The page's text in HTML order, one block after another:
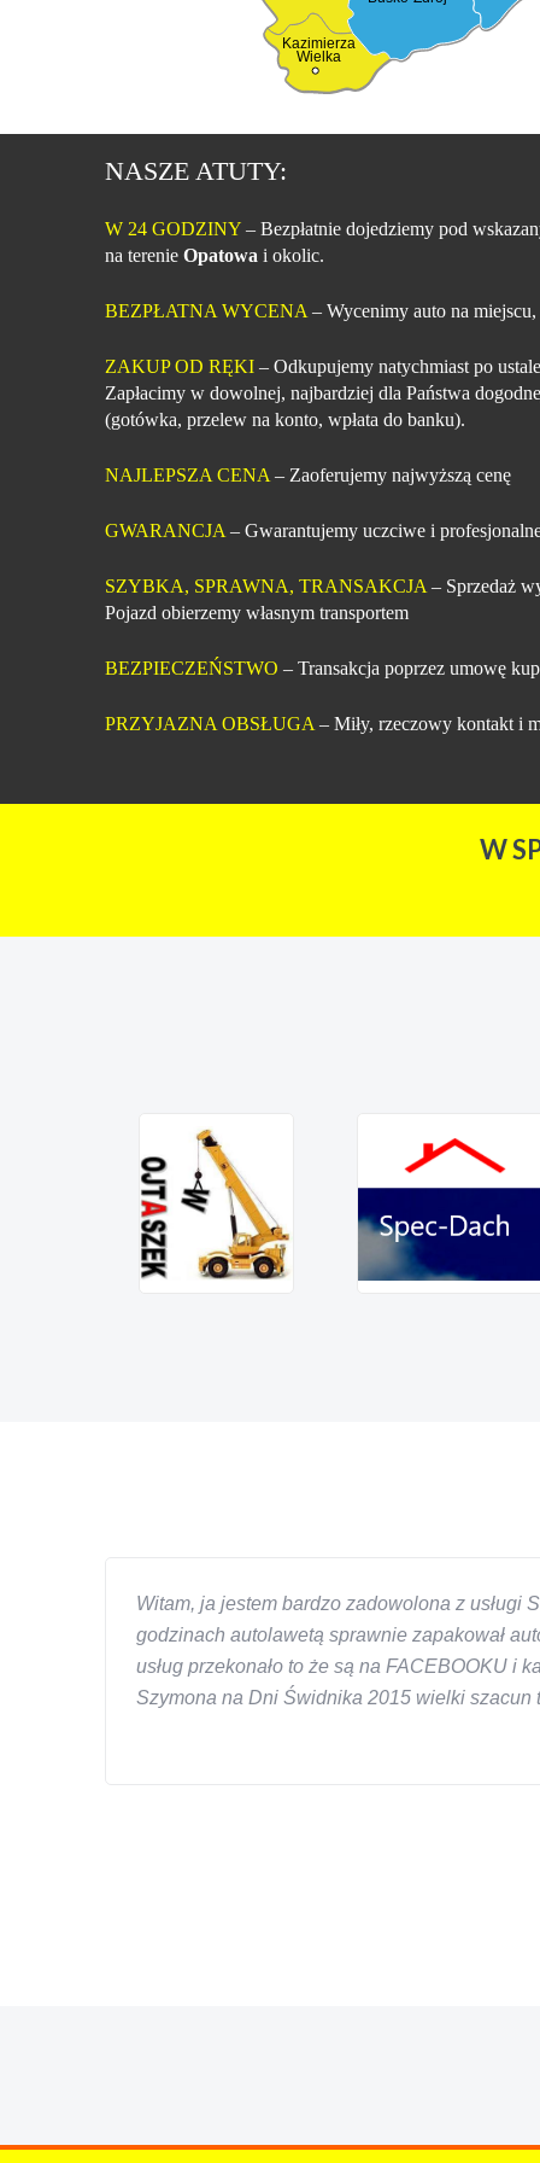
Kazimierza
Wielka
NASZE ATUTY:
W 24 GODZINY – Bezpłatnie dojedziemy pod
na terenie Opatowa i okolic.
BEZPŁATNA WYCENA – Wycenimy auto na
ZAKUP OD RĘKI – Odkupujemy natychmiast po
Zapłacimy w dowolnej, najbardziej dla Państwa
(gotówka, przelew na konto, wpłata do banku).
NAJLEPSZA CENA – Zaoferujemy najwyższą cenę
GWARANCJA – Gwarantujemy uczciwe i
SZYBKA, SPRAWNA, TRANSAKCJA – Sprzedaż
Pojazd obierzemy własnym transportem
BEZPIECZEŃSTWO – Transakcja poprzez umowę
PRZYJAZNA OBSŁUGA – Miły, rzeczowy kontakt i
W
Witam, ja jestem bardzo zadowolona z usługi
godzinach autolawetą sprawnie zapakował
usług przekonało to że są na FACEBOOKU i
Szymona na Dni Świdnika 2015 wielki szacun
chcecie natknac sie na spaslych